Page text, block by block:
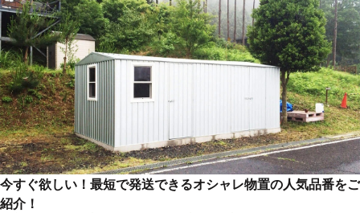
今すぐ欲しい！最短で発送できるオシャレ物置の人気品番をご
紹介！